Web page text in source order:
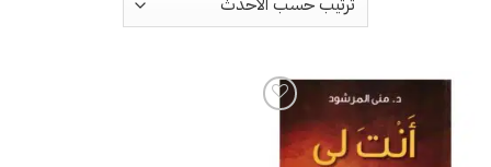
إلى
قائمة